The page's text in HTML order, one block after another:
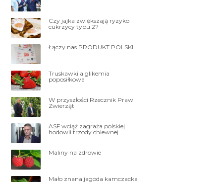
Czy jajka zwiększają ryzyko
cukrzycy typu 2?
Łączy nas PRODUKT POLSKI
Truskawki a glikemia
poposiłkowa
W przyszłości Rzecznik Praw
Zwierząt
ASF wciąż zagraża polskiej
hodowli trzody chlewnej
Maliny na zdrowie
Mało znana jagoda kamczacka